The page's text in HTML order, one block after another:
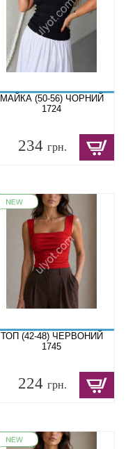
МАЙКА (50-56) ЧОРНИЙ
1724
234грн.
ТОП (42-48) ЧЕРВОНИЙ
1745
224грн.